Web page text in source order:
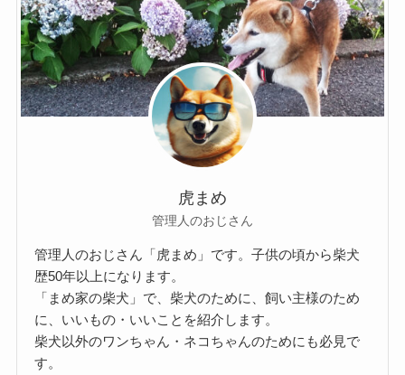
虎まめ
管理人のおじさん
管理人のおじさん「虎まめ」です。子供の頃から柴犬
歴50年以上になります。
「まめ家の柴犬」で、柴犬のために、飼い主様のため
に、いいもの・いいことを紹介します。
柴犬以外のワンちゃん・ネコちゃんのためにも必見で
す。